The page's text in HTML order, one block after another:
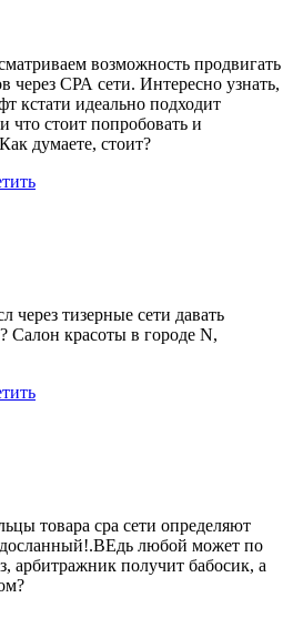
возможность продвигать
через СРА сети. Интересно узнать,
кстати идеально подходит
что стоит попробовать и
думаете, стоит?
через тизерные сети давать
Салон красоты в городе N,
товара сра сети определяют
любой может по
арбитражник получит бабосик, а